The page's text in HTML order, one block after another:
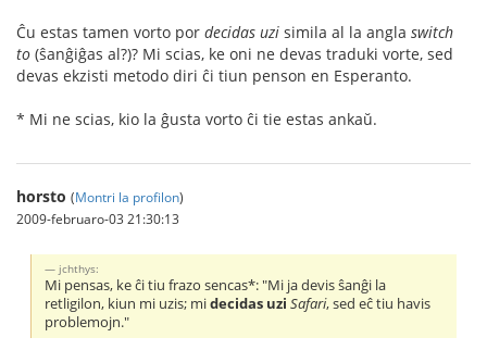
Ĉu estas tamen vorto por decidas uzi simila al la angla switch
to (ŝanĝiĝas al?)? Mi scias, ke oni ne devas traduki vorte, sed
devas ekzisti metodo diri ĉi tiun penson en Esperanto.
* Mi ne scias, kio la ĝusta vorto ĉi tie estas ankaŭ.
horsto (Montri la profilon)
2009-februaro-03 21:30:13
jchthys:
Mi pensas, ke ĉi tiu frazo sencas*: "Mi ja devis ŝanĝi la
retligilon, kiun mi uzis; midecidas uzi Safari, sed eĉ tiu havis
problemojn."